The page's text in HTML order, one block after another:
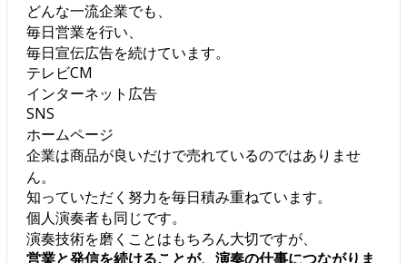
どんな一流企業でも、
毎日営業を行い、
毎日宣伝広告を続けています。
テレビCM
インターネット広告
SNS
ホームページ
企業は商品が良いだけで売れているのではありませ
ん。
知っていただく努力を毎日積み重ねています。
個人演奏者も同じです。
演奏技術を磨くことはもちろん大切ですが、
営業と発信を続けることが、演奏の仕事につながりま